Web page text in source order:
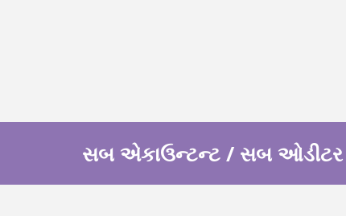
સબ એકાઉન્ટન્ટ / સબ ઓડીટર